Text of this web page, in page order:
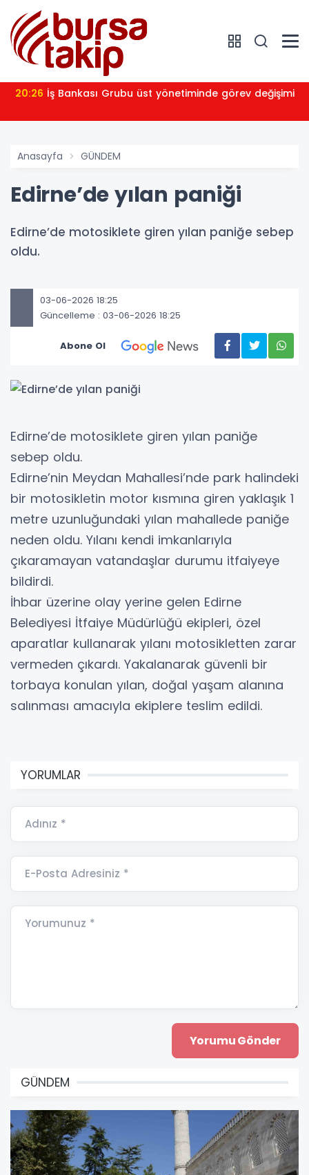
20:26 İş Bankası Grubu üst yönetiminde görev değişimi
Anasayfa GÜNDEM
Edirne’de yılan paniği
Edirne’de motosiklete giren yılan paniğe sebep
oldu.
03-06-2026 18:25
Güncelleme : 03-06-2026 18:25
Abone Ol
Edirne’de motosiklete giren yılan paniğe
sebep oldu.
Edirne’nin Meydan Mahallesi’nde park halindeki
bir motosikletin motor kısmına giren yaklaşık 1
metre uzunluğundaki yılan mahallede paniğe
neden oldu. Yılanı kendi imkanlarıyla
çıkaramayan vatandaşlar durumu itfaiyeye
bildirdi.
İhbar üzerine olay yerine gelen Edirne
Belediyesi İtfaiye Müdürlüğü ekipleri, özel
aparatlar kullanarak yılanı motosikletten zarar
vermeden çıkardı. Yakalanarak güvenli bir
torbaya konulan yılan, doğal yaşam alanına
salınması amacıyla ekiplere teslim edildi.
YORUMLAR
Adınız *
E-Posta Adresiniz *
Yorumunuz *
GÜNDEM